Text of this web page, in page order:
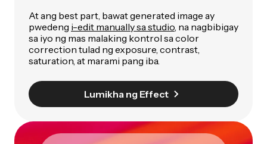
At ang best part, bawat generated image ay
pwedeng i-edit manually sa studio, na nagbibigay
sa iyo ng mas malaking kontrol sa color
correction tulad ng exposure, contrast,
saturation, at marami pang iba.
Lumikha ng Effect